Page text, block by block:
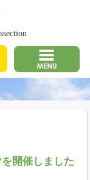
MENU
開催しました